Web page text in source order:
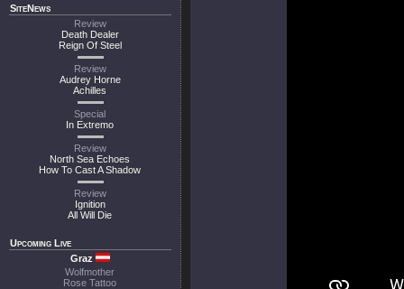
SiteNews
Review
Death Dealer
Reign Of Steel
Review
Audrey Horne
Achilles
Special
In Extremo
Review
North Sea Echoes
How To Cast A Shadow
Review
Ignition
All Will Die
Upcoming Live
Graz
Wolfmother
Rose Tattoo